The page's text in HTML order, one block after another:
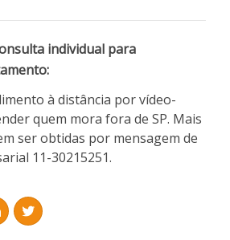
individual para
à distância por vídeo-
quem mora fora de SP. Mais
ser obtidas por mensagem de
11-30215251.